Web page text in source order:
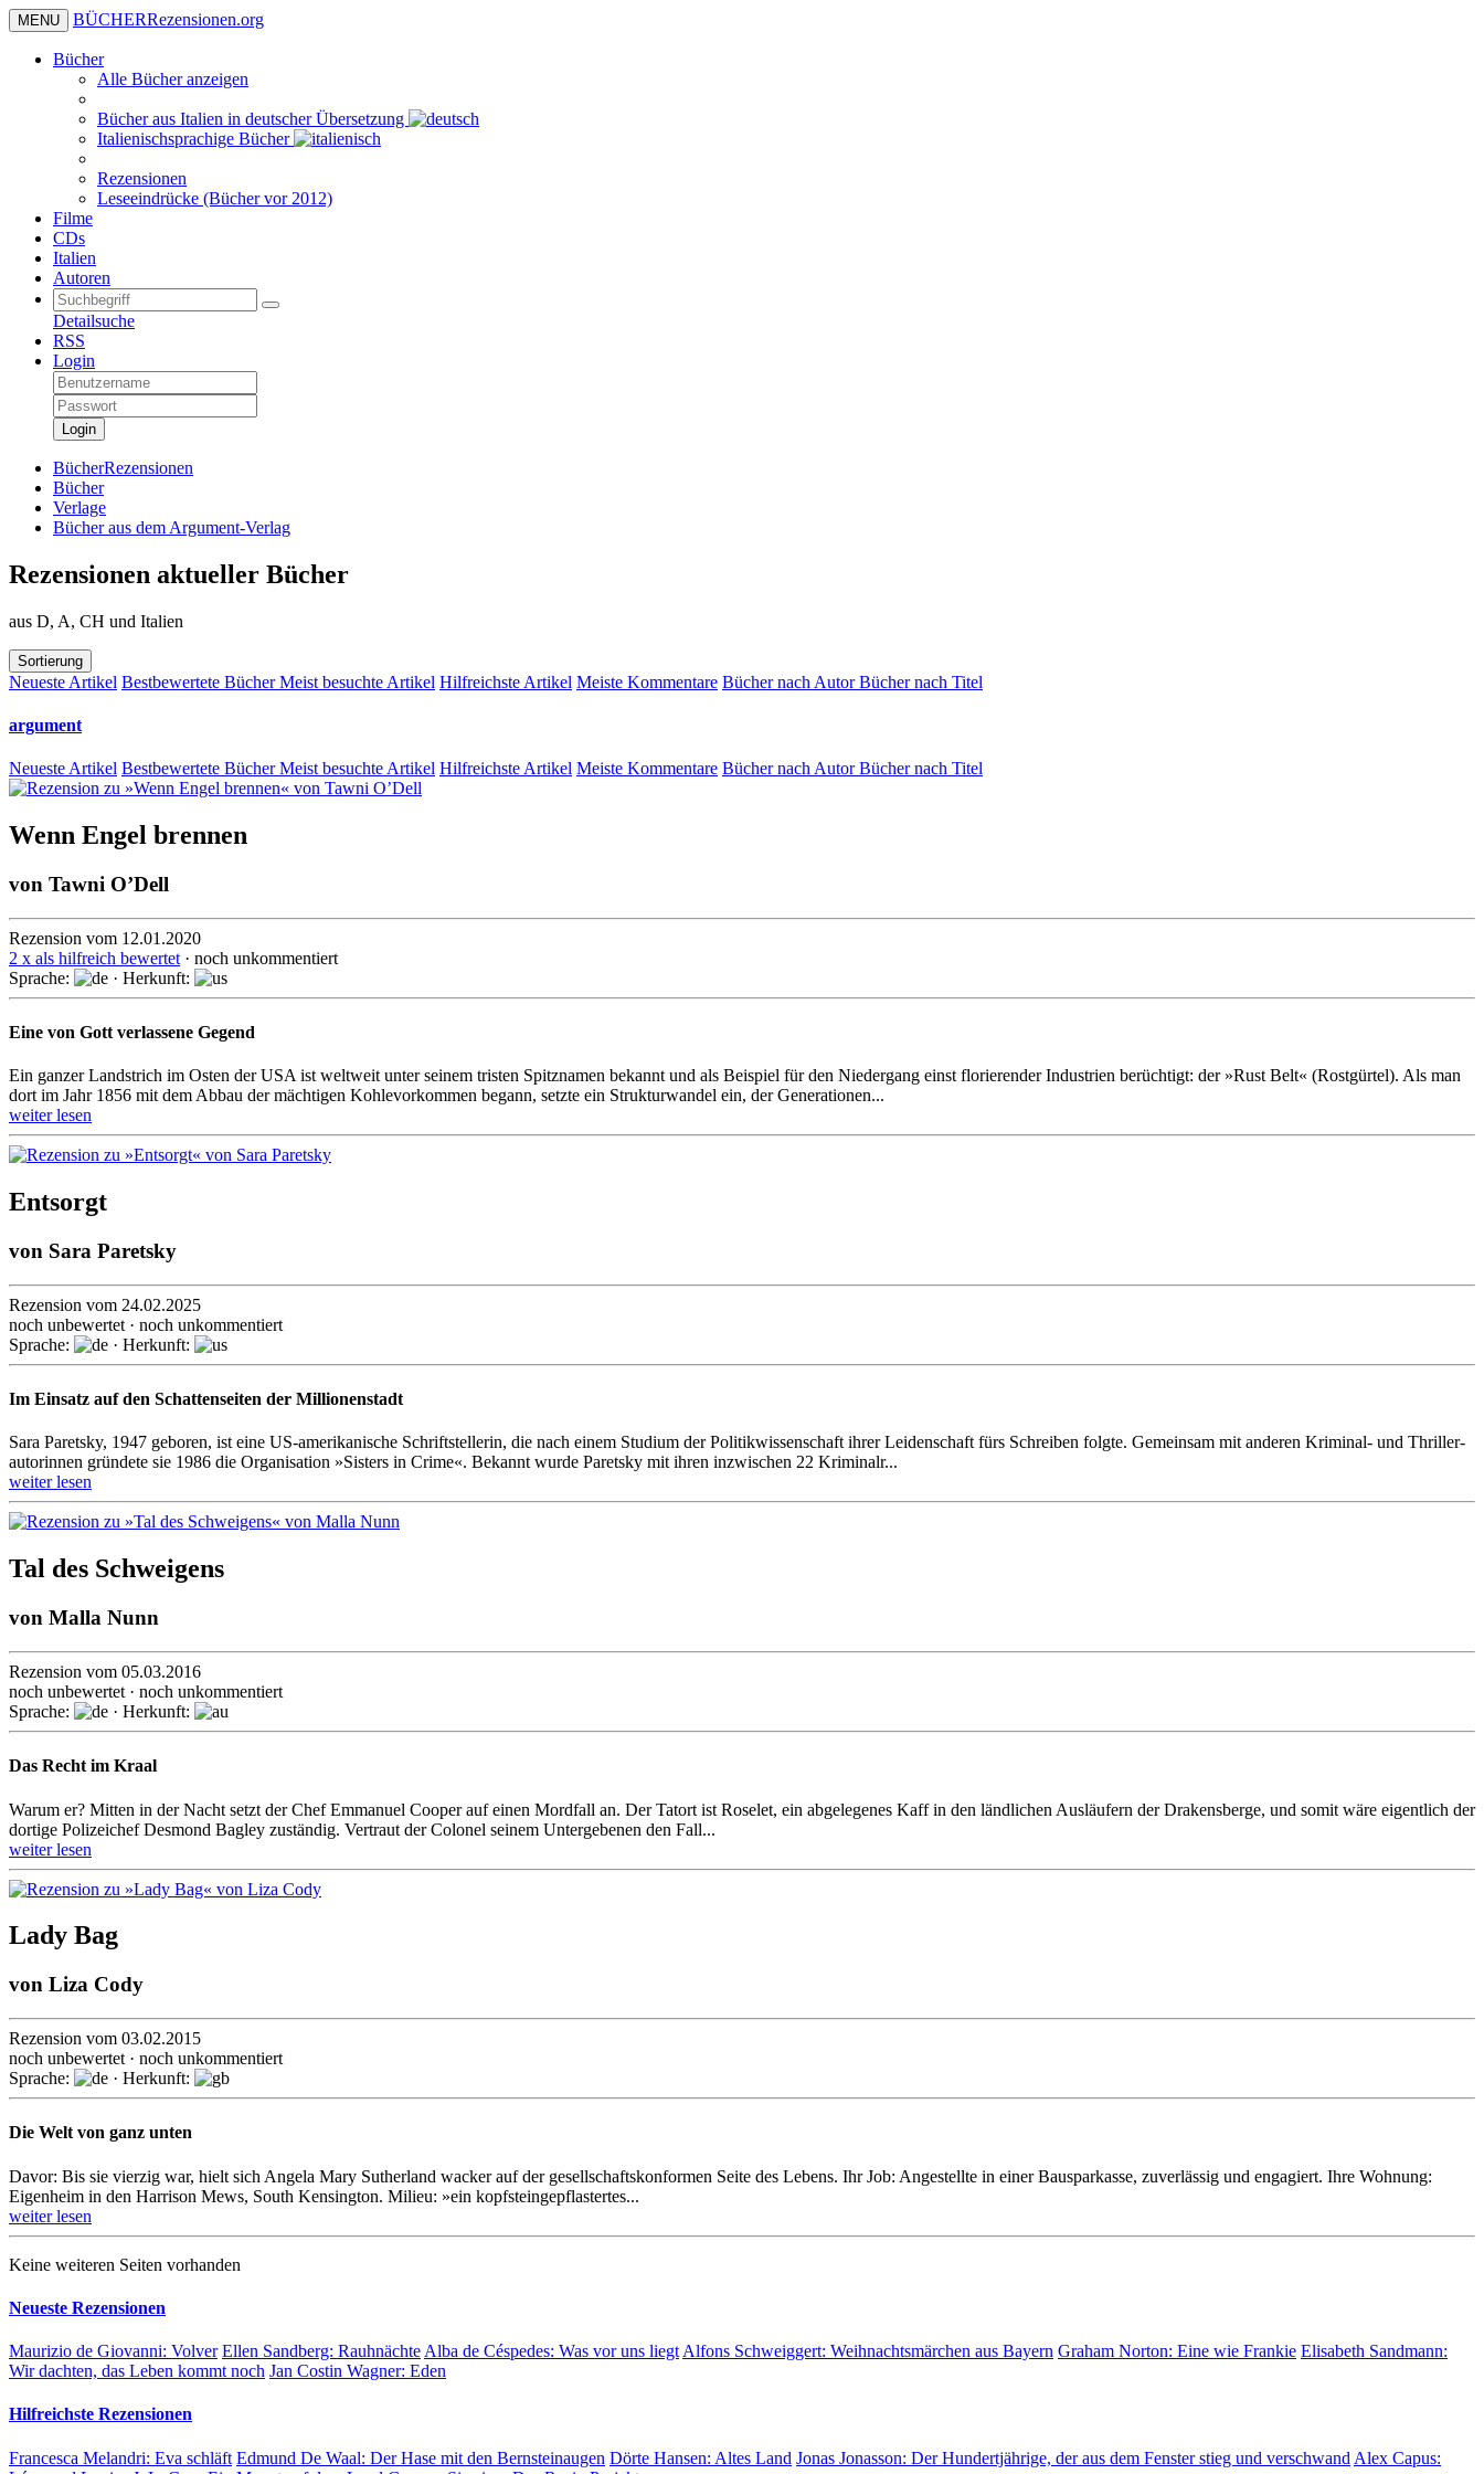
MENU BÜCHERRezensionen.org
Bücher
Alle Bücher anzeigen
Bücher aus Italien in deutscher Übersetzung
Italienischsprachige Bücher
Rezensionen
Leseeindrücke (Bücher vor 2012)
Filme
CDs
Italien
Autoren
Detailsuche
RSS
Login
Login
BücherRezensionen
Bücher
Verlage
Bücher aus dem Argument-Verlag
Rezensionen aktueller Bücher
aus D, A, CH und Italien
Sortierung
Neueste Artikel Bestbewertete BücherMeist besuchte Artikel Hilfreichste Artikel Meiste Kommentare Bücher nach AutorBücher nach Titel
argument
Neueste Artikel Bestbewertete BücherMeist besuchte Artikel Hilfreichste Artikel Meiste Kommentare Bücher nach AutorBücher nach Titel
Wenn Engel brennen
von Tawni O’Dell
Rezension vom 12.01.2020
2 x als hilfreich bewertet · noch unkommentiert
Sprache:
· Herkunft:
Eine von Gott verlassene Gegend
Ein ganzer Landstrich im Osten der USA ist weltweit unter seinem tristen Spitz­namen bekannt und als Beispiel für den Nieder­gang einst florie­render Indus­trien berüch­tigt: der »Rust Belt« (Rost­gürtel). Als man
dort im Jahr 1856 mit dem Abbau der mächtigen Kohle­vorkom­men begann, setzte ein Struktur­wandel ein, der Genera­tionen...
weiter lesen
Entsorgt
von Sara Paretsky
Rezension vom 24.02.2025
noch unbewertet · noch unkommentiert
Sprache:
· Herkunft:
Im Einsatz auf den Schattenseiten der Millionenstadt
Sara Paretsky, 1947 geboren, ist eine US-amerikanische Schriftstellerin, die nach einem Studium der Politik­wissen­schaft ihrer Leiden­schaft fürs Schreiben folgte. Gemein­sam mit anderen Krimi­nal- und Thriller­
auto­rinnen gründete sie 1986 die Organi­sation »Sisters in Crime«. Bekannt wurde Paretsky mit ihren inzwi­schen 22 Kriminalr...
weiter lesen
Tal des Schweigens
von Malla Nunn
Rezension vom 05.03.2016
noch unbewertet · noch unkommentiert
Sprache:
· Herkunft:
Das Recht im Kraal
Warum er? Mitten in der Nacht setzt der Chef Emmanuel Cooper auf einen Mordfall an. Der Tatort ist Rose­let, ein abge­lege­nes Kaff in den länd­lichen Aus­läufern der Drakens­berge, und somit wäre eigent­lich der
dortige Polizei­chef Desmond Bagley zu­ständig. Vertraut der Colonel seinem Untergebenen den Fall...
weiter lesen
Lady Bag
von Liza Cody
Rezension vom 03.02.2015
noch unbewertet · noch unkommentiert
Sprache:
· Herkunft:
Die Welt von ganz unten
Davor: Bis sie vierzig war, hielt sich Angela Mary Sutherland wacker auf der ge­sell­schafts­kon­for­men Seite des Lebens. Ihr Job: Angestellte in einer Bau­spar­kas­se, zuverlässig und engagiert. Ihre Wohnung:
Eigen­heim in den Har­ri­son Mews, South Kensington. Milieu: »ein kopfsteingepflastertes...
weiter lesen
Keine weiteren Seiten vorhanden
Neueste Rezensionen
Maurizio de Giovanni: Volver Ellen Sandberg: Rauhnächte Alba de Céspedes: Was vor uns liegt Alfons Schweiggert: Weihnachtsmärchen aus Bayern Graham Norton: Eine wie Frankie Elisabeth Sandmann:
Wir dachten, das Leben kommt noch Jan Costin Wagner: Eden
Hilfreichste Rezensionen
Francesca Melandri: Eva schläft Edmund De Waal: Der Hase mit den Bernsteinaugen Dörte Hansen: Altes Land Jonas Jonasson: Der Hundertjährige, der aus dem Fenster stieg und verschwand Alex Capus: